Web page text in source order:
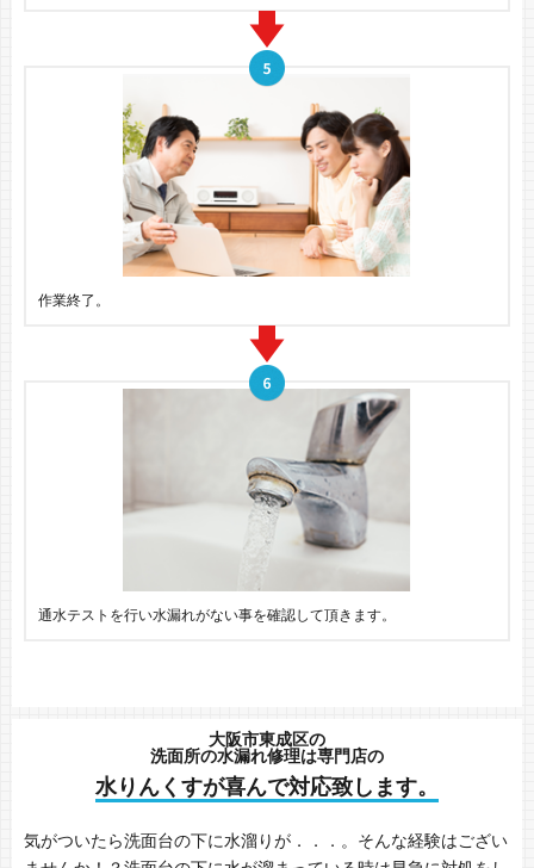
作業終了。
通水テストを行い水漏れがない事を確認して頂きます。
大阪市東成区の
洗面所の水漏れ修理は専門店の
水りんくすが喜んで対応致します。
気がついたら洗面台の下に水溜りが．．．。そんな経験はござい